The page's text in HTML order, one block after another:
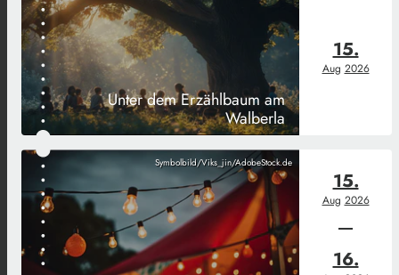
Unter dem Erzählbaum am
Walberla
15.
Aug 2026
Symbolbild/Viks_jin/AdobeStock.de
15.
Aug 2026
16.